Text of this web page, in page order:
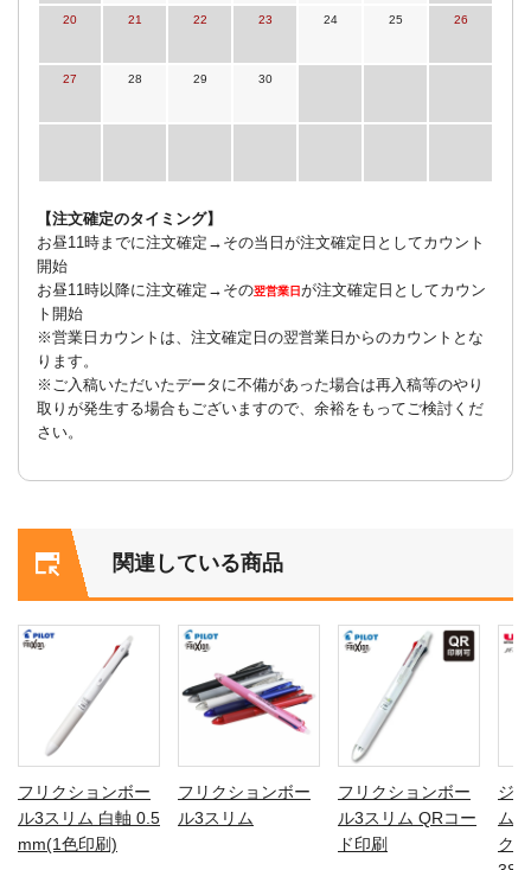
20 21 22 23 24 25 26
27 28 29 30
【注文確定のタイミング】
お昼11時までに注文確定→その当日が注文確定日としてカウント
開始
お昼11時以降に注文確定→その翌営業日が注文確定日としてカウン
ト開始
※営業日カウントは、注文確定日の翌営業日からのカウントとな
ります。
※ご入稿いただいたデータに不備があった場合は再入稿等のやり
取りが発生する場合もございますので、余裕をもってご検討くだ
さい。
関連している商品
フリクションボー
ル3スリム 白軸 0.5
mm(1色印刷)
フリクションボー
ル3スリム
フリクションボー
ル3スリム QRコー
ド印刷
ジ
ム3
ク